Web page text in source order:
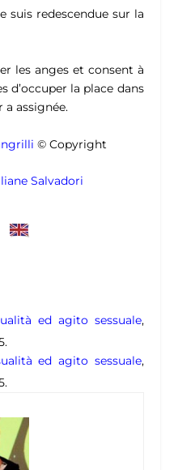
suis redescendue sur la
les anges et consent à
d’occuper la place dans
a assignée.
© Copyright
Salvadori
ed agito sessuale,
ed agito sessuale,